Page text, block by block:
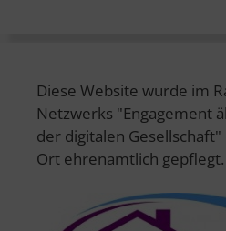
Diese Website wurde im
Netzwerks "Engagement
der digitalen
Ort ehrenamtlich gepflegt.